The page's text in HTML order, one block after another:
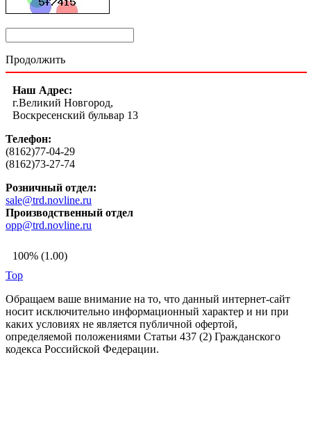
Продолжить
Наш Адрес:
г.Великий Новгород,
Воскресенский бульвар 13
Телефон:
(8162)77-04-29
(8162)73-27-74
Розничный отдел:
sale@trd.novline.ru
Производственный отдел
opp@trd.novline.ru
100% (1.00)
Top
Обращаем ваше внимание на то, что данный интернет-сайт
носит исключительно информационный характер и ни при
каких условиях не является публичной офертой,
определяемой положениями Статьи 437 (2) Гражданского
кодекса Российской Федерации.